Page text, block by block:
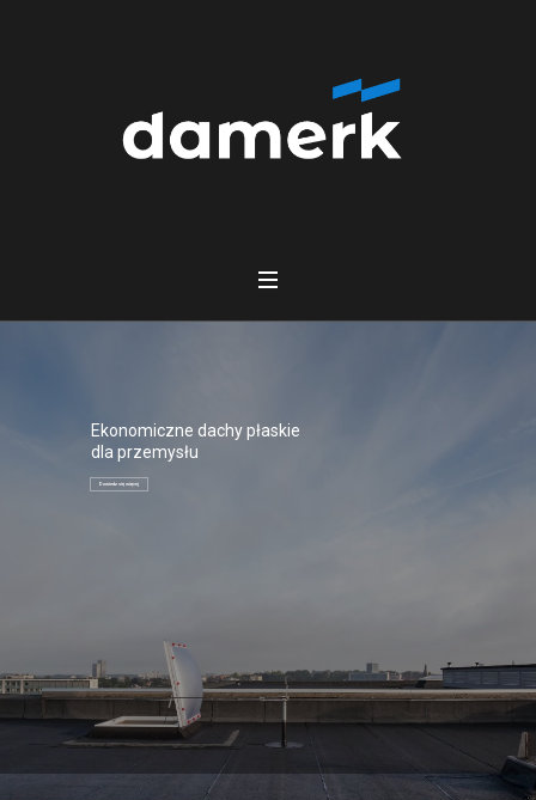
Ekonomiczne dachy płaskie
dla przemysłu
Dowiedz się więcej